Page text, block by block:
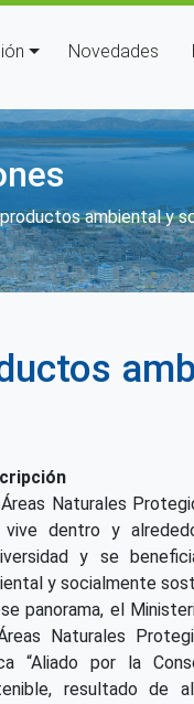
Novedades
a la ambiental y
Naturales
vive dentro y
y se
y socialmente
panorama, el
Naturales
“Aliado por la
resultado de